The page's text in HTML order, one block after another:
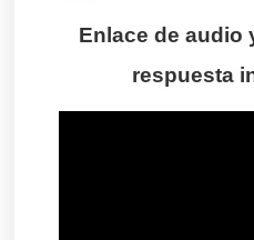
Enlace de audio
respuesta